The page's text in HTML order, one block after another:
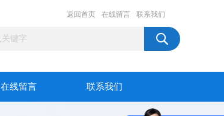
返回首页 在线留言 联系我们
在线留言 联系我们